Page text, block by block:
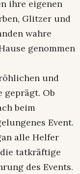
ihre eigenen
Glitzer und
wahre
genommen
und
geprägt. Ob
beim
Event.
alle Helfer
tatkräftige
des Events.